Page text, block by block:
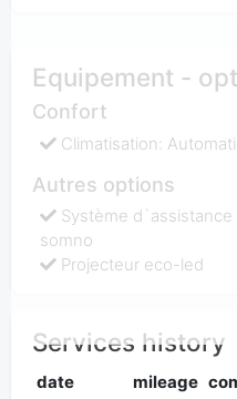
Equipement -
Confort
Climatisation:
Autres options
Système
somno
Projecteur eco-led
Services history
date mileage